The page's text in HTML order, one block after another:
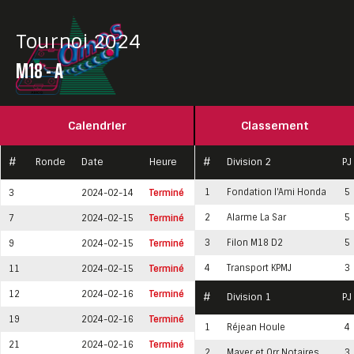
Tournoi 2024
M18 - A
Calendrier
# Ronde Date Heure Surface
3 2024-02-14 Terminé Complexe Desjardins (PC)
7 2024-02-15 Terminé Complexe Desjardins (LH)
9 2024-02-15 Terminé Complexe Desjardins (LH)
11 2024-02-15 Terminé Complexe Desjardins (LH)
12 2024-02-16 Terminé Complexe Desjardins (PC)
19 2024-02-16 Terminé
21 2024-02-16 Terminé
Classement
# Division 2 PJ
1 Fondation l'Ami Honda 5
2 Alarme La Sar 5
3 Filon M18 D2 5
4 Transport KPMJ 3
# Division 1 PJ
1 Réjean Houle 4